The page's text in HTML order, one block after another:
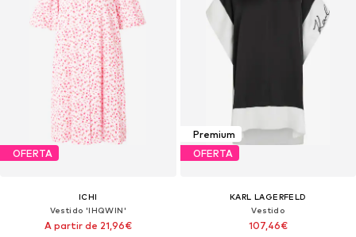
OFERTA
ICHI
Vestido 'IHQWIN'
A partir de 21,96€
Premium
OFERTA
KARL LAGERFELD
Vestido
107,46€